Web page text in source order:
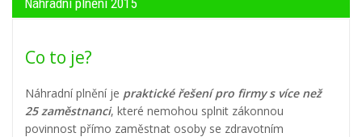
Co to je?
Náhradní plnění je praktické řešení pro firmy s více než
25 zaměstnanci, které nemohou splnit zákonnou
povinnost přímo zaměstnat osoby se zdravotním